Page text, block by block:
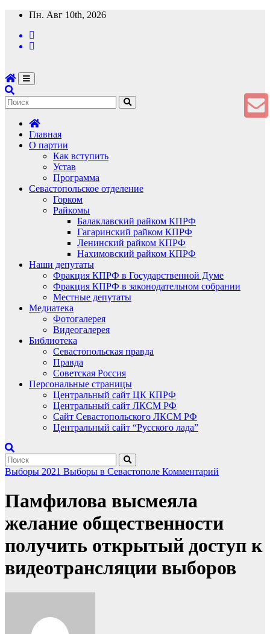
Перейти
содержимому
Пн. Авг 10th, 2026
Главная
О партии
Как вступить
Устав
Программа
Севастопольское отделение
Горком
Райкомы
Балаклавский райком КПРФ
Гагаринский райком КПРФ
Ленинский райком КПРФ
Нахимовский райком КПРФ
Наши депутаты
Фракция КПРФ в Государственной Думе
Фракция КПРФ в законодательном собрании
Местные депутаты
Медиатека
Фотогалерея
Видеогалерея
Библиотека
Севастопольская правда
Правда
Советская Россия
Персональные страницы
Центральный сайт ЦК КПРФ
Центральный сайт ЛКСМ РФ
Сайт Севастопольского ЛКСМ РФ
Центральный сайт “Русского лада”
Выборы 2021 Выборы в Севастополе Комментарий
Памфилова высмеяла
желание общественности
получить открытый доступ к
видеотрансляции выборов